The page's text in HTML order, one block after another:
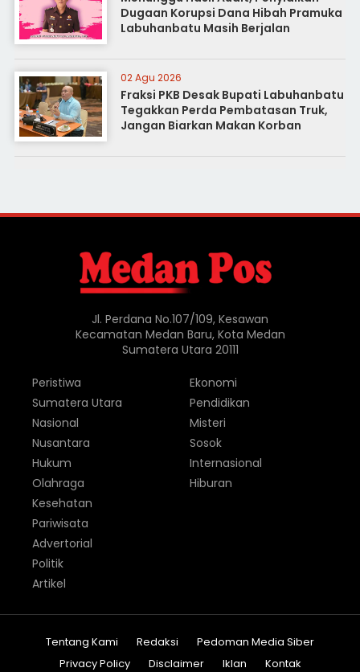
Dugaan Korupsi Dana Hibah Pramuka
Labuhanbatu Masih Berjalan
02 Agu 2026
Fraksi PKB Desak Bupati Labuhanbatu
Tegakkan Perda Pembatasan Truk,
Jangan Biarkan Makan Korban
Jl. Perdana No.107/109, Kesawan
Kecamatan Medan Baru, Kota Medan
Sumatera Utara 20111
Peristiwa
Sumatera Utara
Nasional
Nusantara
Hukum
Olahraga
Ekonomi
Pendidikan
Misteri
Sosok
Internasional
Hiburan
Kesehatan
Pariwisata
Advertorial
Politik
Artikel
Tentang Kami Redaksi
Pedoman Media Siber
Privacy Policy
Disclaimer Iklan Kontak